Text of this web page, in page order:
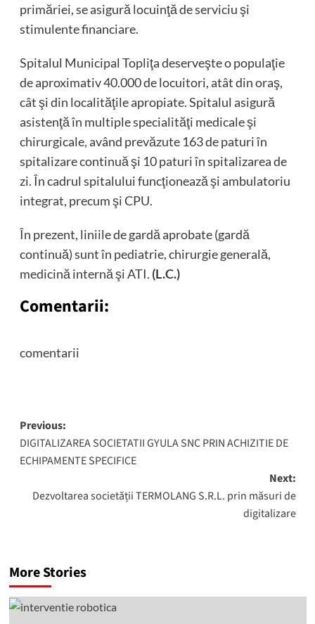
primăriei, se asigură locuinţă de serviciu şi
stimulente financiare.
Spitalul Municipal Topliţa deserveşte o populaţie
de aproximativ 40.000 de locuitori, atât din oraş,
cât şi din localităţile apropiate. Spitalul asigură
asistenţă în multiple specialităţi medicale şi
chirurgicale, având prevăzute 163 de paturi în
spitalizare continuă şi 10 paturi în spitalizarea de
zi. În cadrul spitalului funcţionează şi ambulatoriu
integrat, precum şi CPU.
În prezent, liniile de gardă aprobate (gardă
continuă) sunt în pediatrie, chirurgie generală,
medicină internă şi ATI. (L.C.)
Comentarii:
comentarii
Post
navigation
Previous:
DIGITALIZAREA SOCIETATII GYULA SNC PRIN ACHIZITIE DE
ECHIPAMENTE SPECIFICE
Next:
Dezvoltarea societății TERMOLANG S.R.L. prin măsuri de
digitalizare
More Stories